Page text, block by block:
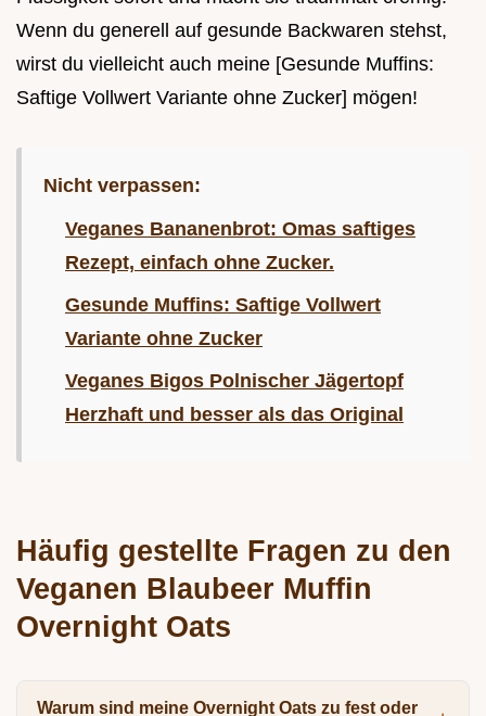
Wenn du generell auf gesunde Backwaren stehst,
wirst du vielleicht auch meine [Gesunde Muffins:
Saftige Vollwert Variante ohne Zucker] mögen!
Nicht verpassen:
Veganes Bananenbrot: Omas saftiges
Rezept, einfach ohne Zucker.
Gesunde Muffins: Saftige Vollwert
Variante ohne Zucker
Veganes Bigos Polnischer Jägertopf
Herzhaft und besser als das Original
Häufig gestellte Fragen zu den
Veganen Blaubeer Muffin
Overnight Oats
Warum sind meine Overnight Oats zu fest oder